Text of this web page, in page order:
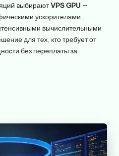
выбираютVPS GPU —
ускорителями,
вычислительными
для тех, кто требует от
без переплаты за